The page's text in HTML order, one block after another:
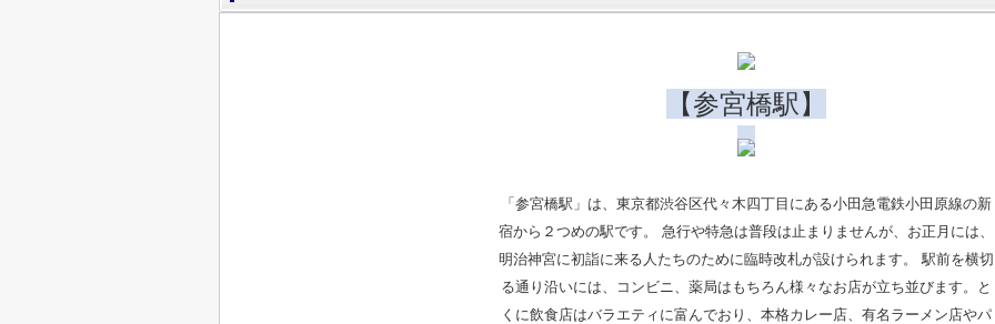
【参宮橋駅】
「参宮橋駅」は、東京都渋谷区代々木四丁目にある小田急電鉄小田原線の新
宿から２つめの駅です。 急行や特急は普段は止まりませんが、お正月には、
明治神宮に初詣に来る人たちのために臨時改札が設けられます。 駅前を横切
る通り沿いには、コンビニ、薬局はもちろん様々なお店が立ち並びます。と
くに飲食店はバラエティに富んでおり、本格カレー店、有名ラーメン店やパ